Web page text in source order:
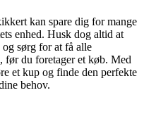
kan spare dig for mange
enhed. Husk dog altid at
sørg for at få alle
før du foretager et køb. Med
et kup og finde den perfekte
behov.